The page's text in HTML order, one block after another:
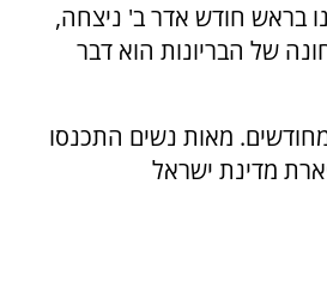
בראש חודש אדר ב' ניצחה,
של הבריונות הוא דבר
מאות נשים התכנסו
מדינת ישראל